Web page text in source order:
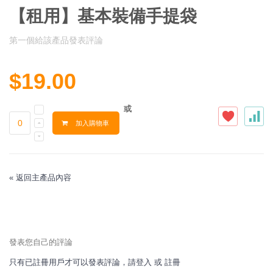
【租用】基本裝備手提袋
第一個給該產品發表評論
$19.00
加入購物車
或
« 返回主產品內容
發表您自己的評論
只有已註冊用戶才可以發表評論，請登入 或 註冊